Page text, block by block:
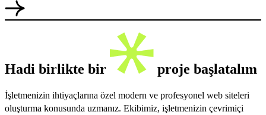
Hadi birlikte bir proje başlatalım
İşletmenizin ihtiyaçlarına özel modern ve profesyonel web siteleri
oluşturma konusunda uzmanız. Ekibimiz, işletmenizin çevrimiçi